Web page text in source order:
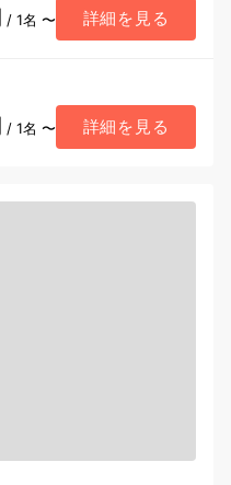
/ 1名 〜 詳細を見る
/ 1名 〜 詳細を見る